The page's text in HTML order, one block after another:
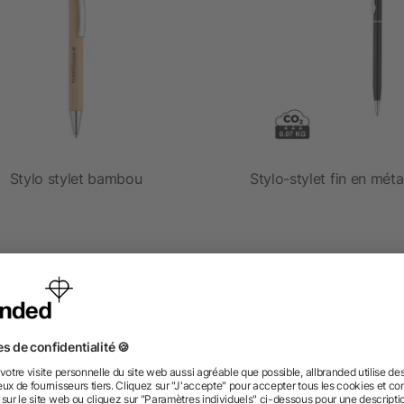
Stylo stylet bambou
dès 0,17 €
Stylo-stylet fin en
dès 0,34 €
questions ? Nous avons les